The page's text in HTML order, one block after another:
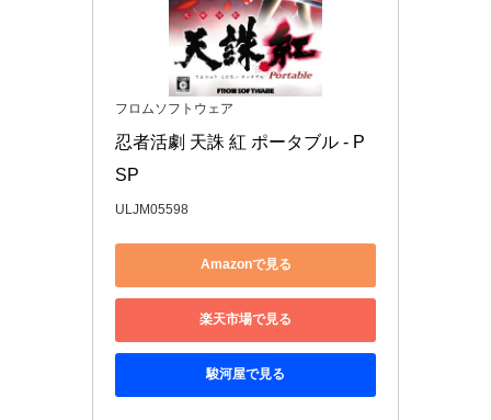
フロムソフトウェア
忍者活劇 天誅 紅 ポータブル - P
SP
ULJM05598
Amazonで見る
楽天市場で見る
駿河屋で見る